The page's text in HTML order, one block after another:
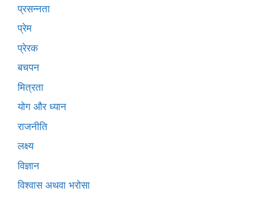
प्रसन्नता
प्रेम
प्रेरक
बचपन
मित्रता
योग और ध्यान
राजनीति
लक्ष्य
विज्ञान
विश्वास अथवा भरोसा